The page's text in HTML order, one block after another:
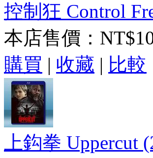
控制狂 Control
本店售價：
購買 | 收藏 | 比較
上鈎拳 Uppercut